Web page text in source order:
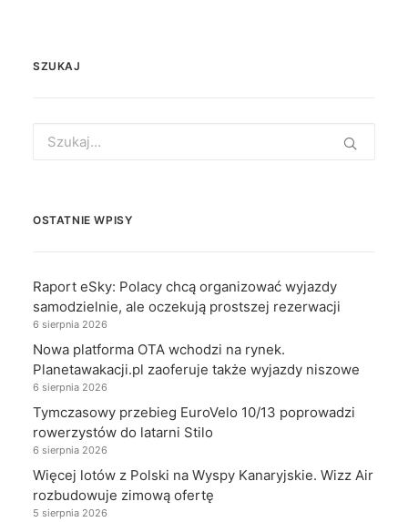
SZUKAJ
for:
OSTATNIE WPISY
Raport eSky: Polacy chcą organizować wyjazdy
samodzielnie, ale oczekują prostszej rezerwacji
6 sierpnia 2026
Nowa platforma OTA wchodzi na rynek.
Planetawakacji.pl zaoferuje także wyjazdy niszowe
6 sierpnia 2026
Tymczasowy przebieg EuroVelo 10/13 poprowadzi
rowerzystów do latarni Stilo
6 sierpnia 2026
Więcej lotów z Polski na Wyspy Kanaryjskie. Wizz Air
rozbudowuje zimową ofertę
5 sierpnia 2026